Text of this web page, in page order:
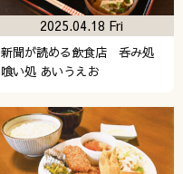
新聞が読める飲食店 呑み処
喰い処 あいうえお
2025.04.18 Fri